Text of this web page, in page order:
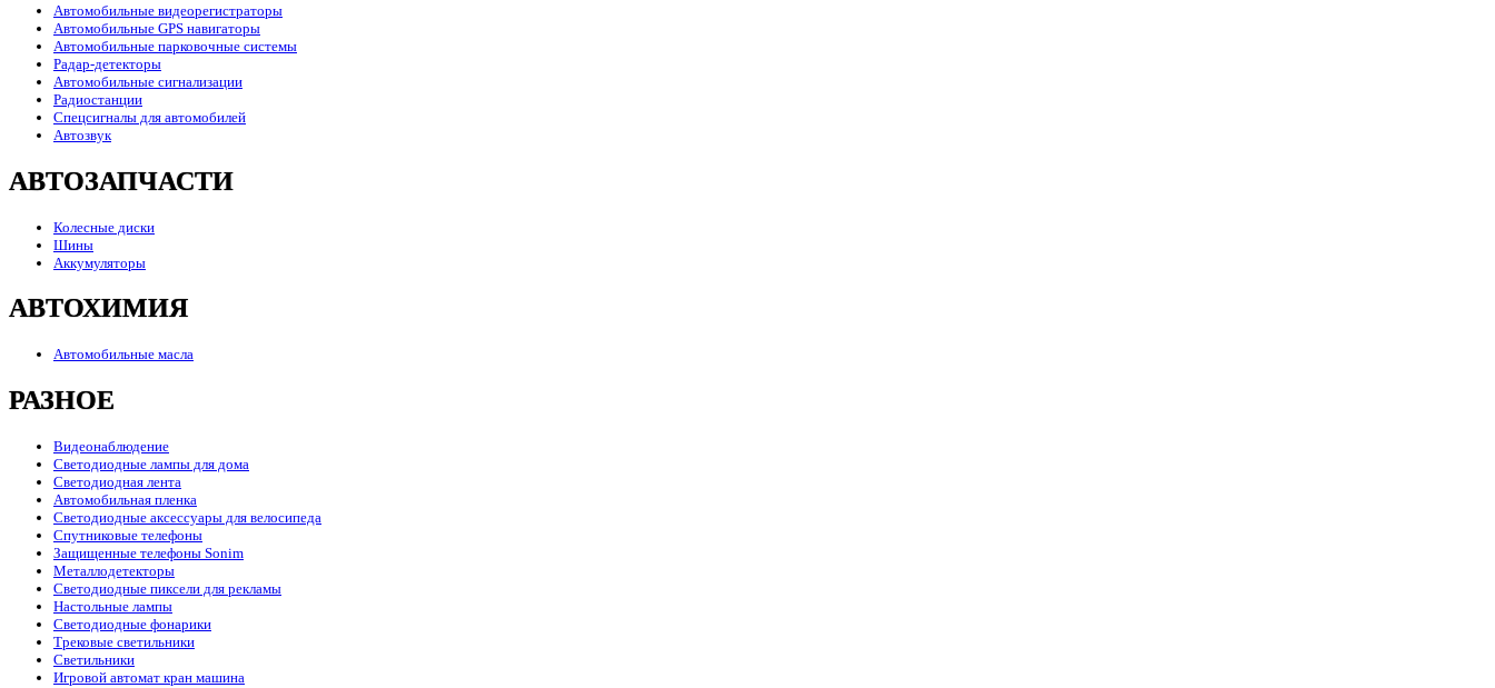
Автомобильные видеорегистраторы
Автомобильные GPS навигаторы
Автомобильные парковочные системы
Радар-детекторы
Автомобильные сигнализации
Радиостанции
Спецсигналы для автомобилей
Автозвук
АВТОЗАПЧАСТИ
Колесные диски
Шины
Аккумуляторы
АВТОХИМИЯ
Автомобильные масла
РАЗНОЕ
Видеонаблюдение
Светодиодные лампы для дома
Светодиодная лента
Автомобильная пленка
Светодиодные аксессуары для велосипеда
Спутниковые телефоны
Защищенные телефоны Sonim
Металлодетекторы
Светодиодные пиксели для рекламы
Настольные лампы
Светодиодные фонарики
Трековые светильники
Светильники
Игровой автомат кран машина